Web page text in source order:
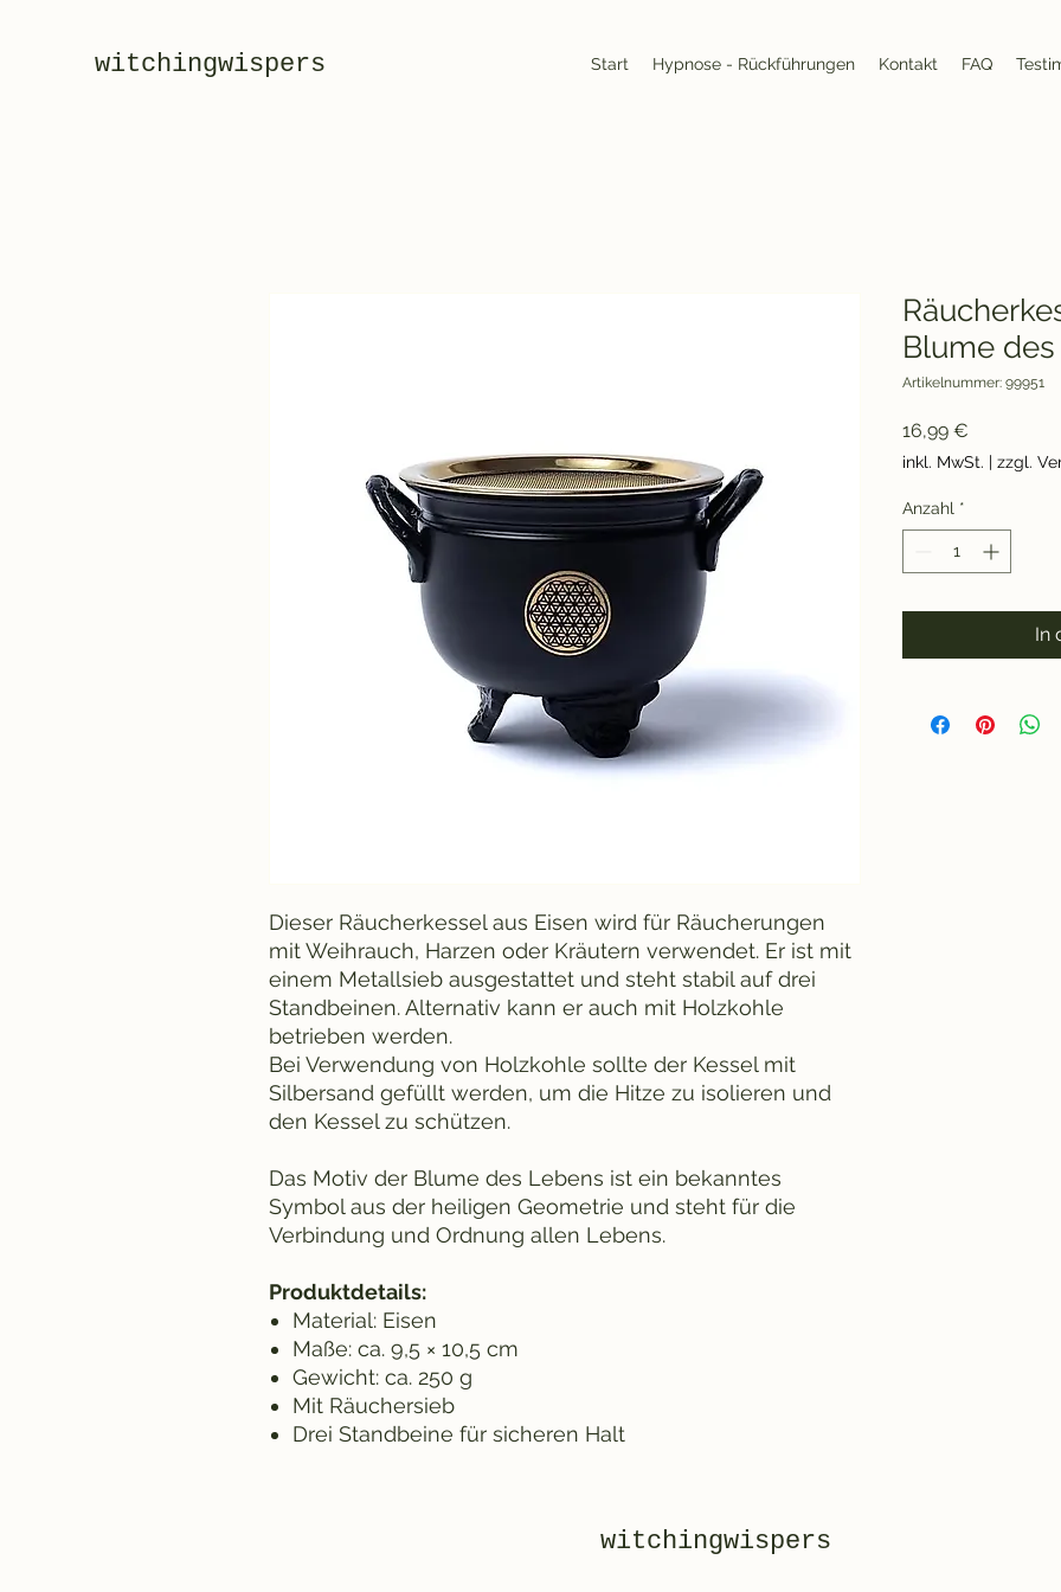
witchingwispers Start Hypnose - Rückführungen Kontakt FAQ
Dieser Räucherkessel aus Eisen wird für Räucherungen
mit Weihrauch, Harzen oder Kräutern verwendet. Er ist mit
einem Metallsieb ausgestattet und steht stabil auf drei
Standbeinen. Alternativ kann er auch mit Holzkohle
betrieben werden.
Bei Verwendung von Holzkohle sollte der Kessel mit
Silbersand gefüllt werden, um die Hitze zu isolieren und
den Kessel zu schützen.
Das Motiv der Blume des Lebens ist ein bekanntes
Symbol aus der heiligen Geometrie und steht für die
Verbindung und Ordnung allen Lebens.
Produktdetails:
Material: Eisen
Maße: ca. 9,5 × 10,5 cm
Gewicht: ca. 250 g
Mit Räuchersieb
Drei Standbeine für sicheren Halt
Blume
Artikelnummer: 99951
16,99 €
inkl. MwSt. | zzgl.
Anzahl *
In
witchingwispers